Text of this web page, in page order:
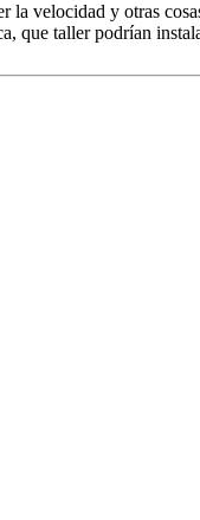
velocidad y otras
que taller podrían